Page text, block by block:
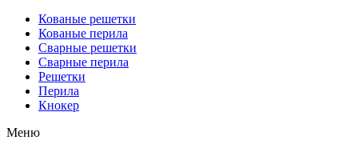
Кованые решетки
Кованые перила
Сварные решетки
Сварные перила
Решетки
Перила
Кнокер
Меню